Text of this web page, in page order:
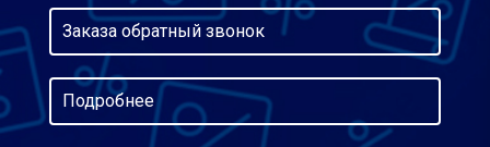
Заказа обратный звонок
Подробнее